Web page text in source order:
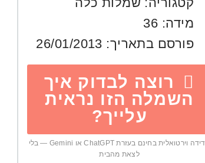
מידה: 36
פורסם בתאריך: 26/01/2013
רוצה לבדוק איך
השמלה הזו נראית
עלייך?
מדידה וירטואלית בחינם בעזרת ChatGPT או Gemini — בלי
לצאת מהבית